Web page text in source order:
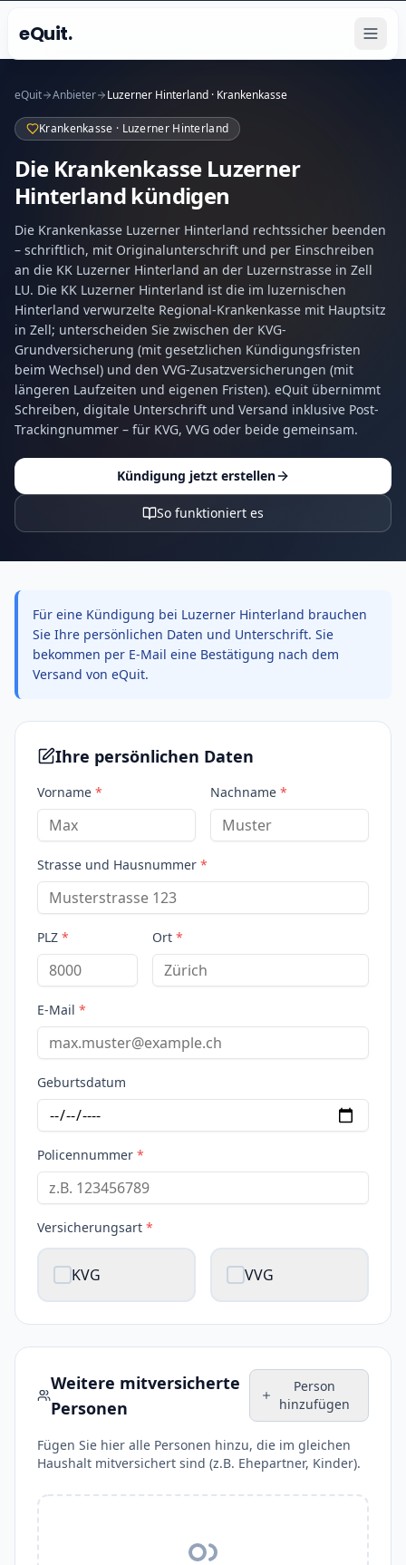
eQuit.
eQuit Anbieter Luzerner Hinterland · Krankenkasse
Krankenkasse · Luzerner Hinterland
Die Krankenkasse Luzerner
Hinterland kündigen
Die Krankenkasse Luzerner Hinterland rechtssicher beenden
– schriftlich, mit Originalunterschrift und per Einschreiben
an die KK Luzerner Hinterland an der Luzernstrasse in Zell
LU. Die KK Luzerner Hinterland ist die im luzernischen
Hinterland verwurzelte Regional-Krankenkasse mit Hauptsitz
in Zell; unterscheiden Sie zwischen der KVG-
Grundversicherung (mit gesetzlichen Kündigungsfristen
beim Wechsel) und den VVG-Zusatzversicherungen (mit
längeren Laufzeiten und eigenen Fristen). eQuit übernimmt
Schreiben, digitale Unterschrift und Versand inklusive Post-
Trackingnummer – für KVG, VVG oder beide gemeinsam.
Kündigung jetzt erstellen
So funktioniert es
Für eine Kündigung bei Luzerner Hinterland brauchen
Sie Ihre persönlichen Daten und Unterschrift. Sie
bekommen per E-Mail eine Bestätigung nach dem
Versand von eQuit.
Ihre persönlichen Daten
Vorname * Nachname *
Strasse und Hausnummer *
PLZ * Ort *
E-Mail *
Geburtsdatum
Policennummer *
Versicherungsart *
KVG VVG
Weitere mitversicherte
Personen
Person
hinzufügen
Fügen Sie hier alle Personen hinzu, die im gleichen
Haushalt mitversichert sind (z.B. Ehepartner, Kinder).